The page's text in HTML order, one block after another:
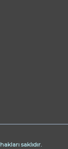
saklıdır.